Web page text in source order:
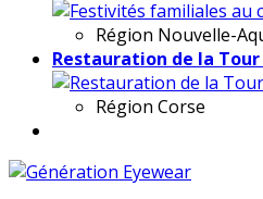
Région Nouvelle-
Restauration de la
Région Corse